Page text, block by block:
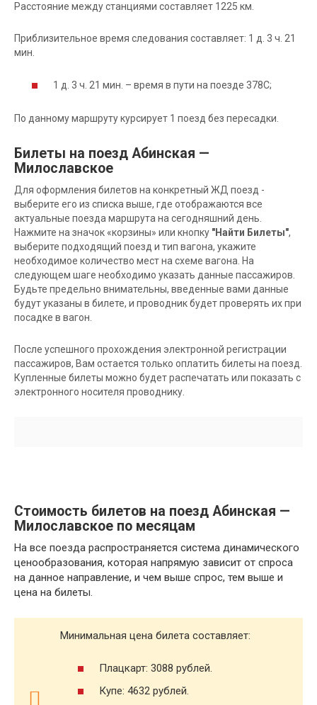
Расстояние между станциями составляет 1225 км.
Приблизительное время следования составляет: 1 д. 3 ч. 21
мин.
1 д. 3 ч. 21 мин. – время в пути на поезде 378С;
По данному маршруту курсирует 1 поезд без пересадки.
Билеты на поезд Абинская —
Милославское
Для оформления билетов на конкретный ЖД поезд -
выберите его из списка выше, где отображаются все
актуальные поезда маршрута на сегодняшний день.
Нажмите на значок «корзины» или кнопку "Найти Билеты",
выберите подходящий поезд и тип вагона, укажите
необходимое количество мест на схеме вагона. На
следующем шаге необходимо указать данные пассажиров.
Будьте предельно внимательны, введенные вами данные
будут указаны в билете, и проводник будет проверять их при
посадке в вагон.
После успешного прохождения электронной регистрации
пассажиров, Вам остается только оплатить билеты на поезд.
Купленные билеты можно будет распечатать или показать с
электронного носителя проводнику.
Стоимость билетов на поезд Абинская —
Милославское по месяцам
На все поезда распространяется система динамического
ценообразования, которая напрямую зависит от спроса
на данное направление, и чем выше спрос, тем выше и
цена на билеты.
Минимальная цена билета составляет:
Плацкарт: 3088 рублей.
Купе: 4632 рублей.